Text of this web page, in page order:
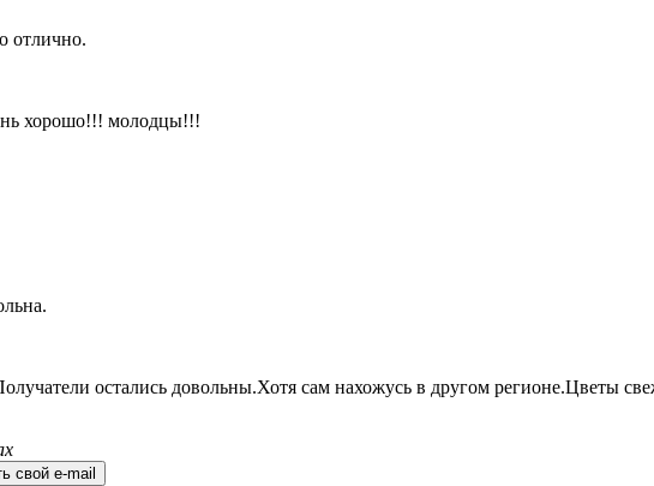
отлично.
хорошо!!! молодцы!!!
остались довольны.Хотя сам нахожусь в другом регионе.Цветы
свой e-mail